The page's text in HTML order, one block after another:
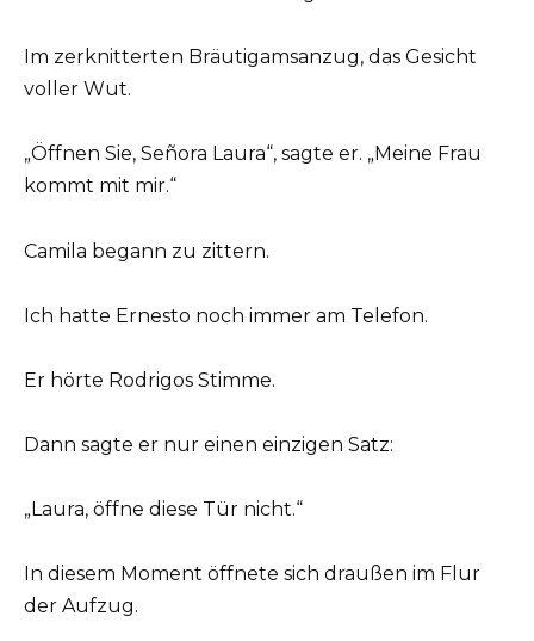
Im zerknitterten Bräutigamsanzug, das Gesicht
voller Wut.
„Öffnen Sie, Señora Laura“, sagte er. „Meine Frau
kommt mit mir.“
Camila begann zu zittern.
Ich hatte Ernesto noch immer am Telefon.
Er hörte Rodrigos Stimme.
Dann sagte er nur einen einzigen Satz:
„Laura, öffne diese Tür nicht.“
In diesem Moment öffnete sich draußen im Flur
der Aufzug.